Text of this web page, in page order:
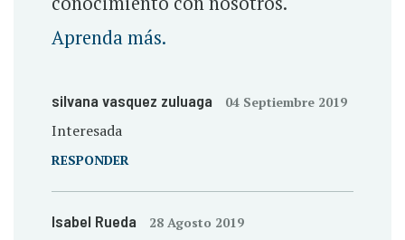
Aprenda más.
silvana vasquez zuluaga 04 Septiembre 2019
Interesada
RESPONDER
Isabel Rueda 28 Agosto 2019